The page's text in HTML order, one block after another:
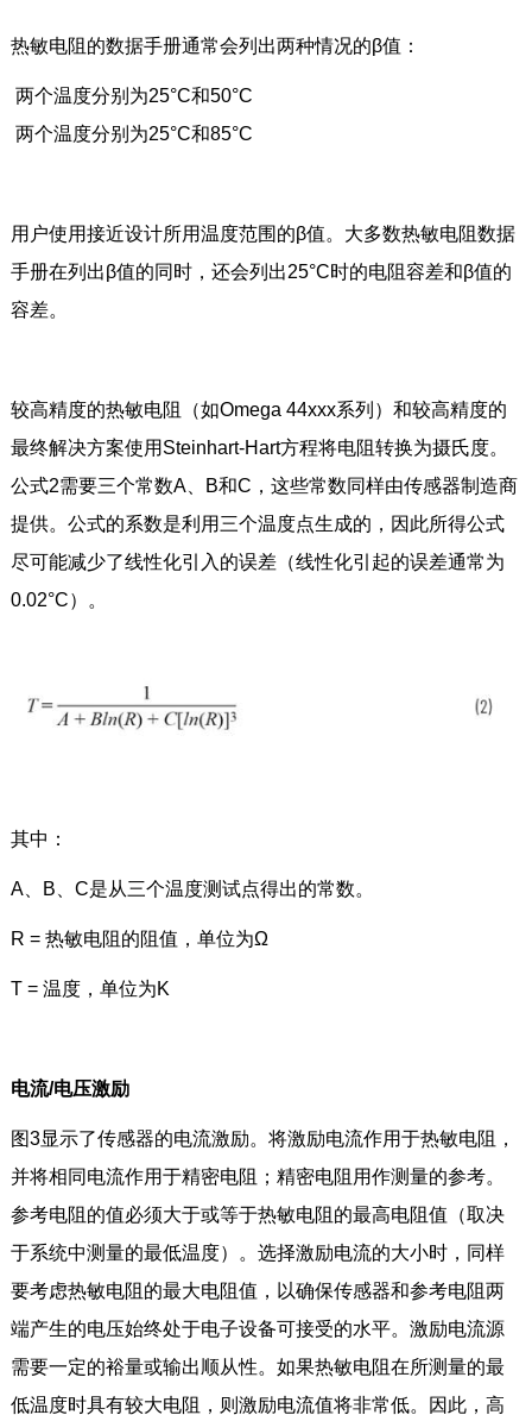
热敏电阻的数据手册通常会列出两种情况的β值：
两个温度分别为25°C和50°C
两个温度分别为25°C和85°C
用户使用接近设计所用温度范围的β值。大多数热敏电阻数据
手册在列出β值的同时，还会列出25°C时的电阻容差和β值的
容差。
较高精度的热敏电阻（如Omega 44xxx系列）和较高精度的
最终解决方案使用Steinhart-Hart方程将电阻转换为摄氏度。
公式2需要三个常数A、B和C，这些常数同样由传感器制造商
提供。公式的系数是利用三个温度点生成的，因此所得公式
尽可能减少了线性化引入的误差（线性化引起的误差通常为
0.02°C）。
其中：
A、B、C是从三个温度测试点得出的常数。
R = 热敏电阻的阻值，单位为Ω
T = 温度，单位为K
电流/电压激励
图3显示了传感器的电流激励。将激励电流作用于热敏电阻，
并将相同电流作用于精密电阻；精密电阻用作测量的参考。
参考电阻的值必须大于或等于热敏电阻的最高电阻值（取决
于系统中测量的最低温度）。选择激励电流的大小时，同样
要考虑热敏电阻的最大电阻值，以确保传感器和参考电阻两
端产生的电压始终处于电子设备可接受的水平。激励电流源
需要一定的裕量或输出顺从性。如果热敏电阻在所测量的最
低温度时具有较大电阻，则激励电流值将非常低。因此，高